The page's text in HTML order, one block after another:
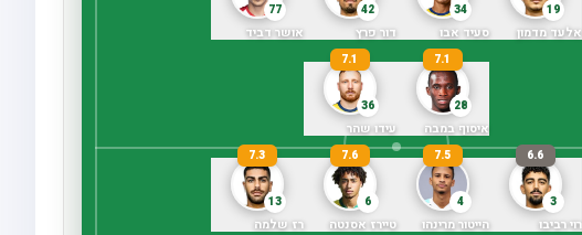
19
אלעד מדמון
34
סעיד אבו
42
דור פרץ
77
אושר דביד
28
7.1
איסוף במבה
36
7.1
עידו שהר
3
6.6
רוי רביבו
4
7.5
הייטור מרינהו
6
7.6
טיירז אסנטה
13
7.3
רז שלמה